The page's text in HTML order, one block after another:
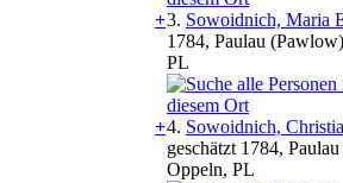
+3. Sowoidnich, Maria
1784, Paulau
PL
+4. Sowoidnich,
geschätzt 1784,
Oppeln, PL